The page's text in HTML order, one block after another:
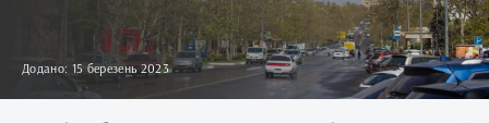
Додано: 15 березень 2023